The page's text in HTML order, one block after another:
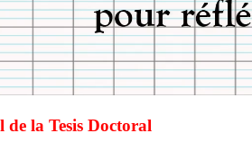
de la Tesis Doctoral